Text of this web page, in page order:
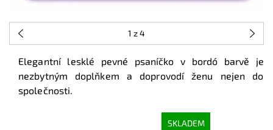
1 z 4
Elegantní lesklé pevné psaníčko v bordó barvě je
nezbytným doplňkem a doprovodí ženu nejen do
společnosti.
SKLADEM